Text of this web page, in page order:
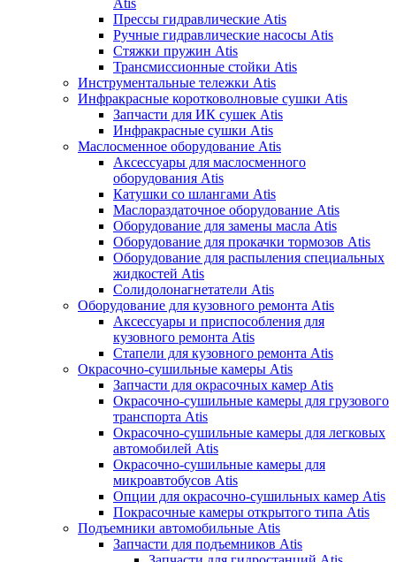
Прессы гидравлические Atis
Ручные гидравлические насосы Atis
Стяжки пружин Atis
Трансмиссионные стойки Atis
Инструментальные тележки Atis
Инфракрасные коротковолновые сушки Atis
Запчасти для ИК сушек Atis
Инфракрасные сушки Atis
Маслосменное оборудование Atis
Аксессуары для маслосменного
оборудования Atis
Катушки со шлангами Atis
Маслораздаточное оборудование Atis
Оборудование для замены масла Atis
Оборудование для прокачки тормозов Atis
Оборудование для распыления специальных
жидкостей Atis
Солидолонагнетатели Atis
Оборудование для кузовного ремонта Atis
Аксессуары и приспособления для
кузовного ремонта Atis
Стапели для кузовного ремонта Atis
Окрасочно-сушильные камеры Atis
Запчасти для окрасочных камер Atis
Окрасочно-сушильные камеры для грузового
транспорта Atis
Окрасочно-сушильные камеры для легковых
автомобилей Atis
Окрасочно-сушильные камеры для
микроавтобусов Atis
Опции для окрасочно-сушильных камер Atis
Покрасочные камеры открытого типа Atis
Подъемники автомобильные Atis
Запчасти для подъемников Atis